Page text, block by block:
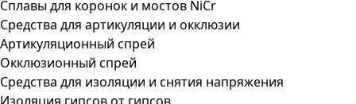
Сплавы для коронок и мостов NiCr
Средства для артикуляции и окклюзии
Артикуляционный спрей
Окклюзионный спрей
Средства для изоляции и снятия напряжения